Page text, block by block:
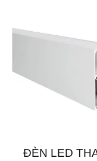
ĐÈN LED